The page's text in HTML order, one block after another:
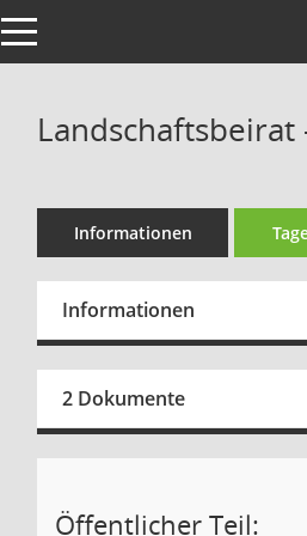
Toggle navigation
Landschaftsbeirat
Informationen
Informationen
2 Dokumente
Öffentlicher Teil: